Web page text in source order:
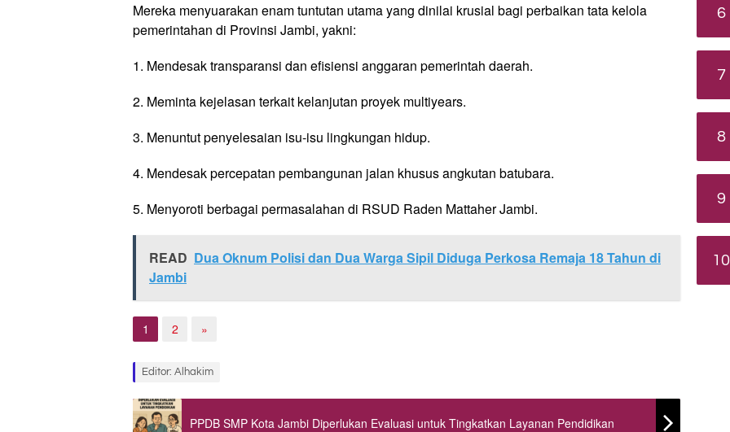
Mereka menyuarakan enam tuntutan utama yang dinilai krusial bagi perbaikan tata kelola
pemerintahan di Provinsi Jambi, yakni:
1. Mendesak transparansi dan efisiensi anggaran pemerintah daerah.
2. Meminta kejelasan terkait kelanjutan proyek multiyears.
3. Menuntut penyelesaian isu-isu lingkungan hidup.
4. Mendesak percepatan pembangunan jalan khusus angkutan batubara.
5. Menyoroti berbagai permasalahan di RSUD Raden Mattaher Jambi.
READ Dua Oknum Polisi dan Dua Warga Sipil Diduga Perkosa Remaja 18 Tahun di
Jambi
1 2 »
Editor: Alhakim
PPDB SMP Kota Jambi Diperlukan Evaluasi untuk Tingkatkan Layanan Pendidikan
6
7
8
9
10